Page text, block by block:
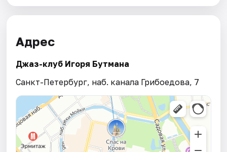
Адрес
Джаз-клуб Игоря Бутмана
Санкт-Петербург, наб. канала Грибоедова, 7